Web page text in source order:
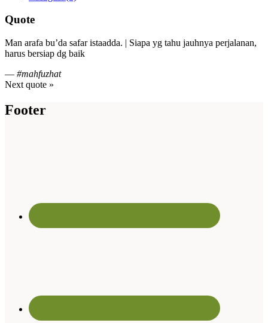
Quote
Man arafa bu’da safar istaadda. | Siapa yg tahu jauhnya perjalanan,
harus bersiap dg baik
— #mahfuzhat
Next quote »
Footer